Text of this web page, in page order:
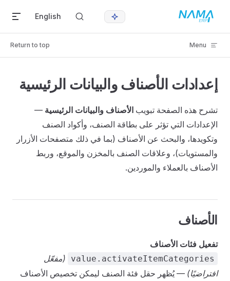
Skip to content
English
Menu
Return to top
إعدادات الأصناف والبيانات الرئيسية
تشرح هذه الصفحة تبويب الأصناف والبيانات الرئيسية —
الإعدادات التي تؤثر على بطاقة الصنف، وأكواد الصنف
وتكويدها، والبحث عن الأصناف (بما في ذلك متصفحات الأزرار
والمستويات)، وعلاقات الصنف بالمخزن والموقع، وربط
الأصناف بالعملاء والموردين.
الأصناف
تفعيل فئات الأصناف
value.activateItemCategories
(مفعّل
افتراضيًا) — يُظهر حقل فئة الصنف ليمكن تخصيص الأصناف